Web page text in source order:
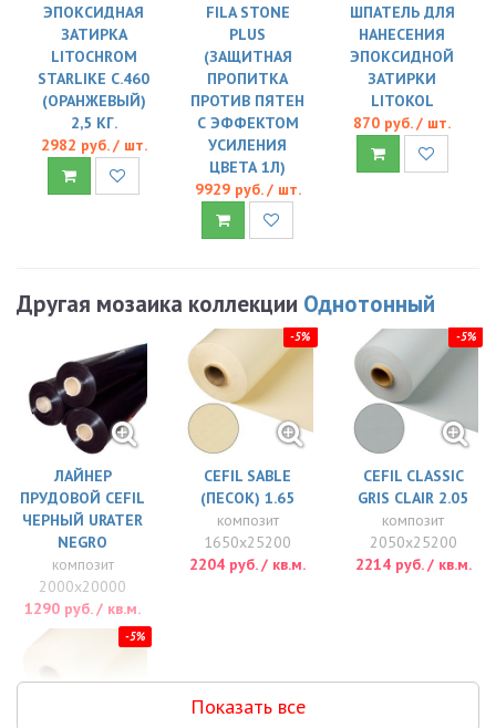
ЭПОКСИДНАЯ
ЗАТИРКА
LITOCHROM
STARLIKE C.460
(ОРАНЖЕВЫЙ)
2,5 КГ.
2982 руб. / шт.
FILA STONE
PLUS
(ЗАЩИТНАЯ
ПРОПИТКА
ПРОТИВ ПЯТЕН
С ЭФФЕКТОМ
УСИЛЕНИЯ
ЦВЕТА 1Л)
9929 руб. / шт.
ШПАТЕЛЬ ДЛЯ
НАНЕСЕНИЯ
ЭПОКСИДНОЙ
ЗАТИРКИ
LITOKOL
870 руб. / шт.
Другая мозаика коллекции Однотонный
ЛАЙНЕР
ПРУДОВОЙ CEFIL
ЧЕРНЫЙ URATER
NEGRO
композит
2000x20000
1290 руб. / кв.м.
-5%
CEFIL SABLE
(ПЕСОК) 1.65
композит
1650x25200
2204 руб. / кв.м.
-5%
CEFIL CLASSIC
GRIS CLAIR 2.05
композит
2050x25200
2214 руб. / кв.м.
-5%
Показать все